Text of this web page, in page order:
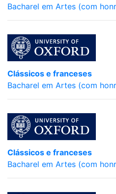
Bacharel em Artes (com
Clássicos e franceses
Bacharel em Artes (com
Clássicos e franceses
Bacharel em Artes (com